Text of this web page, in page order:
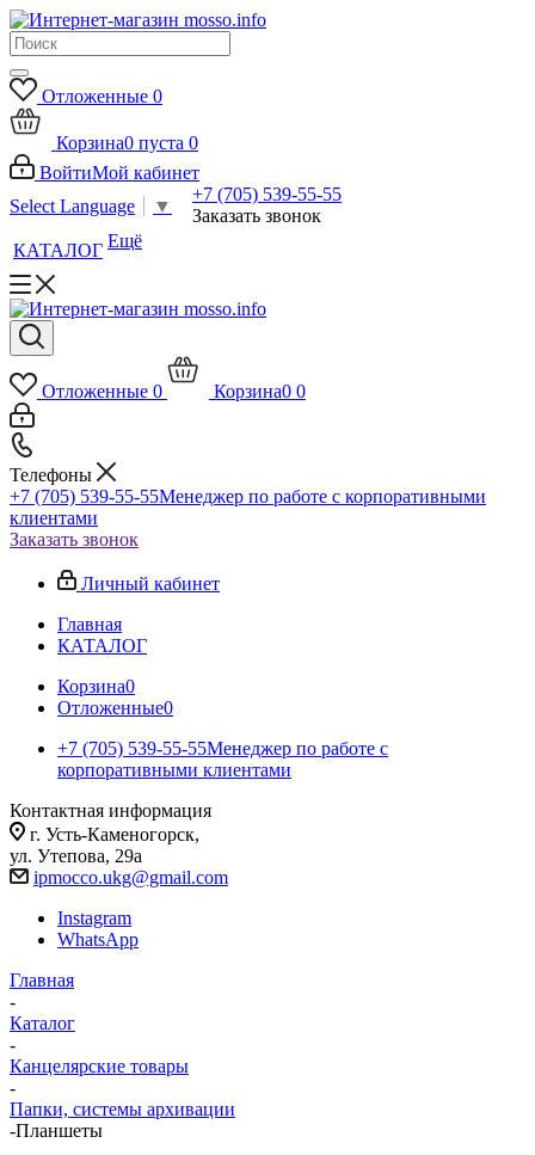
Отложенные 0
Корзина0 пуста 0
ВойтиМой кабинет
Select Language
▼
+7 (705) 539-55-55
Заказать звонок
КАТАЛОГ Ещё
Отложенные 0 Корзина0 0
Телефоны
+7 (705) 539-55-55Менеджер по работе с корпоративными
клиентами
Заказать звонок
Личный кабинет
Главная
КАТАЛОГ
Корзина0
Отложенные0
+7 (705) 539-55-55Менеджер по работе с
корпоративными клиентами
Контактная информация
г. Усть-Каменогорск,
ул. Утепова, 29а
ipmocco.ukg@gmail.com
Instagram
WhatsApp
Главная
-
Каталог
-
Канцелярские товары
-
Папки, системы архивации
-Планшеты